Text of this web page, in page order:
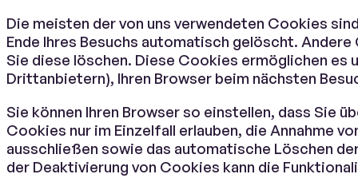
Die meisten der von uns verwendeten Cookies
Ende Ihres Besuchs automatisch gelöscht.
Sie diese löschen. Diese Cookies ermöglichen es
Drittanbietern), Ihren Browser beim nächsten
Sie können Ihren Browser so einstellen, dass Sie
Cookies nur im Einzelfall erlauben, die Annahme
ausschließen sowie das automatische Löschen
der Deaktivierung von Cookies kann die